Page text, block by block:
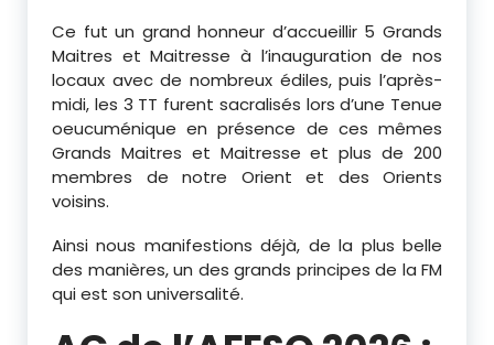
Ce fut un grand honneur d’accueillir 5 Grands
Maitres et Maitresse à l’inauguration de nos
locaux avec de nombreux édiles, puis l’après-
midi, les 3 TT furent sacralisés lors d’une Tenue
oeucuménique en présence de ces mêmes
Grands Maitres et Maitresse et plus de 200
membres de notre Orient et des Orients
voisins.
Ainsi nous manifestions déjà, de la plus belle
des manières, un des grands principes de la FM
qui est son universalité.